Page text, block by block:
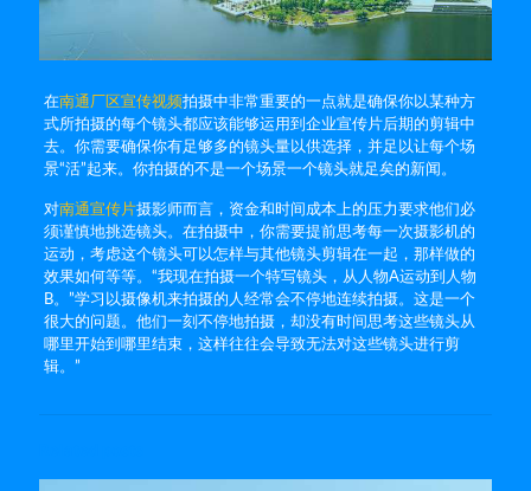
在南通厂区宣传视频拍摄中非常重要的一点就是确保你以某种方
式所拍摄的每个镜头都应该能够运用到企业宣传片后期的剪辑中
去。你需要确保你有足够多的镜头量以供选择，并足以让每个场
景“活”起来。你拍摄的不是一个场景一个镜头就足矣的新闻。
对南通宣传片摄影师而言，资金和时间成本上的压力要求他们必
须谨慎地挑选镜头。在拍摄中，你需要提前思考每一次摄影机的
运动，考虑这个镜头可以怎样与其他镜头剪辑在一起，那样做的
效果如何等等。“我现在拍摄一个特写镜头，从人物A运动到人物
B。”学习以摄像机来拍摄的人经常会不停地连续拍摄。这是一个
很大的问题。他们一刻不停地拍摄，却没有时间思考这些镜头从
哪里开始到哪里结束，这样往往会导致无法对这些镜头进行剪
辑。”